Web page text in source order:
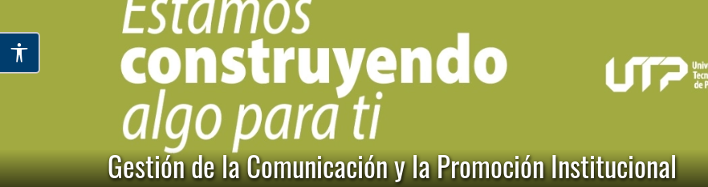
Gestión de la Comunicación y la Promoción Institucional